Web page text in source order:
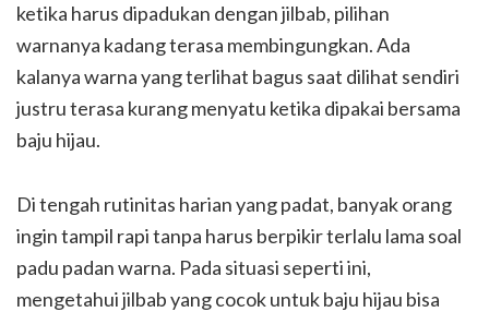
ketika harus dipadukan dengan jilbab, pilihan
warnanya kadang terasa membingungkan. Ada
kalanya warna yang terlihat bagus saat dilihat sendiri
justru terasa kurang menyatu ketika dipakai bersama
baju hijau.
Di tengah rutinitas harian yang padat, banyak orang
ingin tampil rapi tanpa harus berpikir terlalu lama soal
padu padan warna. Pada situasi seperti ini,
mengetahui jilbab yang cocok untuk baju hijau bisa